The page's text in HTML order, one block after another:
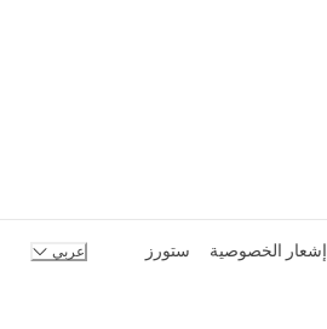
إشعار الخصوصية ستورز عربي